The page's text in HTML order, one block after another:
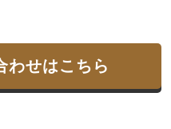
わせはこちら